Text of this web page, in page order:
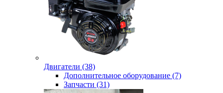
Двигатели (38)
Дополнительное оборудование (7)
Запчасти (31)